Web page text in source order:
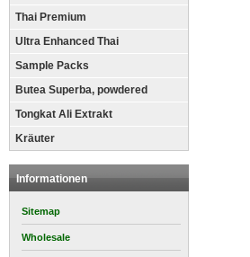
Thai Premium
Ultra Enhanced Thai
Sample Packs
Butea Superba, powdered
Tongkat Ali Extrakt
Kräuter
Informationen
Sitemap
Wholesale